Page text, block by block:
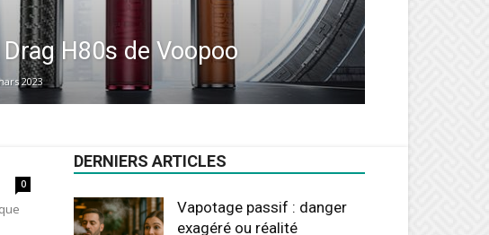
H80s de Voopoo
2023
0
DERNIERS ARTICLES
Vapotage passif : danger
exagéré ou réalité